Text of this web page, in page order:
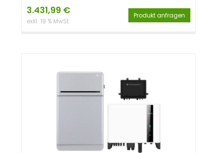
3.431,99 €
exkl. 19 % MwSt.
Produkt anfragen